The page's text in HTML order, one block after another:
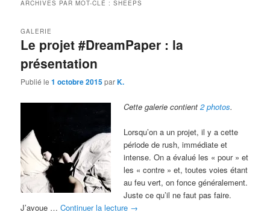
ARCHIVES PAR MOT-CLÉ :SHEEPS
Le projet #DreamPaper : la
présentation
GALERIE
Publié le1 octobre 2015parK.
Cette galerie contient2 photos.
Lorsqu’on a un projet, il y a cette
période de rush, immédiate et
intense. On a évalué les « pour » et
les « contre » et, toutes voies étant
au feu vert, on fonce généralement.
Juste ce qu’il ne faut pas faire.
J’avoue …Continuer la lecture →